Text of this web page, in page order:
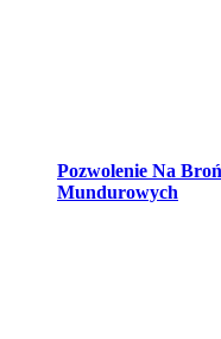
Pozwolenie Na
Mundurowych